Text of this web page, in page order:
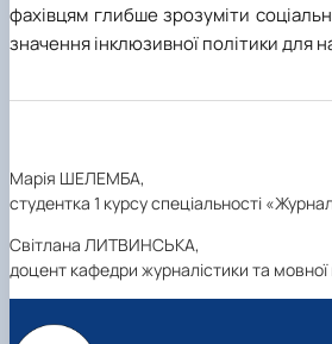
фахівцям глибше зрозуміти
значення інклюзивної політики для
Марія ШЕЛЕМБА,
студентка 1 курсу спеціальності
Світлана ЛИТВИНСЬКА,
доцент кафедри журналістики та мовної